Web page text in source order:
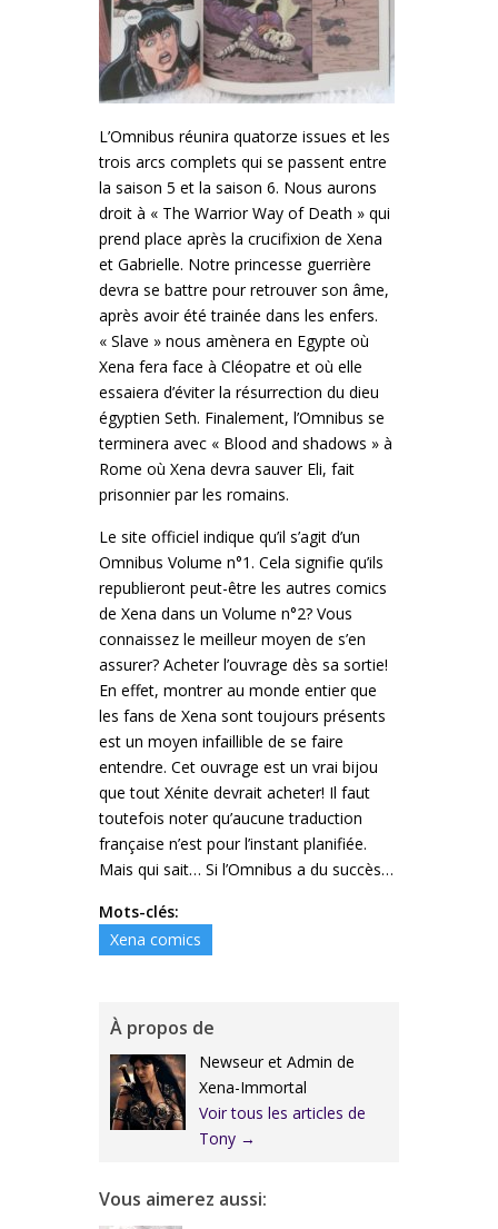
L’Omnibus réunira quatorze issues et les
trois arcs complets qui se passent entre
la saison 5 et la saison 6. Nous aurons
droit à « The Warrior Way of Death » qui
prend place après la crucifixion de Xena
et Gabrielle. Notre princesse guerrière
devra se battre pour retrouver son âme,
après avoir été trainée dans les enfers.
« Slave » nous amènera en Egypte où
Xena fera face à Cléopatre et où elle
essaiera d’éviter la résurrection du dieu
égyptien Seth. Finalement, l’Omnibus se
terminera avec « Blood and shadows » à
Rome où Xena devra sauver Eli, fait
prisonnier par les romains.
Le site officiel indique qu’il s’agit d’un
Omnibus Volume n°1. Cela signifie qu’ils
republieront peut-être les autres comics
de Xena dans un Volume n°2? Vous
connaissez le meilleur moyen de s’en
assurer? Acheter l’ouvrage dès sa sortie!
En effet, montrer au monde entier que
les fans de Xena sont toujours présents
est un moyen infaillible de se faire
entendre. Cet ouvrage est un vrai bijou
que tout Xénite devrait acheter! Il faut
toutefois noter qu’aucune traduction
française n’est pour l’instant planifiée.
Mais qui sait… Si l’Omnibus a du succès…
Mots-clés:
Xena comics
À propos de
Newseur et Admin de
Xena-Immortal
Voir tous les articles de
Tony →
Vous aimerez aussi: